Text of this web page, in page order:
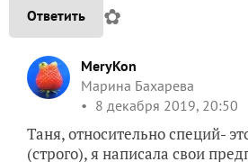
Ответить ✿
MeryKon
Марина Бахарева
8 декабря 2019, 20:50
Таня, относительно специй-
(строго), я написала свои